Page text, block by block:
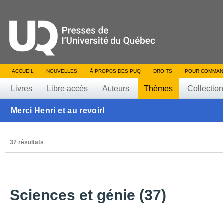
ACCUEIL NOUVELLES À PROPOS DES PUQ DROITS POUR
Livres Libre accès Auteurs Thèmes
Merci Henri et au revoir!
37 résultats
Sciences et génie (37)